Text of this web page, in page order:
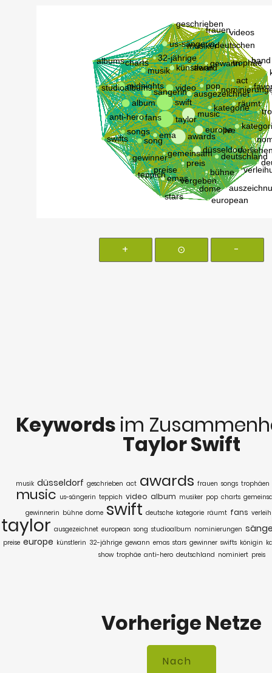
+ ⊙ -
Keywords im
Taylor Swift
musik düsseldorf geschrieben act awards frauen songs trophäen
music us-sängerin teppich video album musiker pop charts
gewinnerin bühne dome swift deutsche kategorie räumt fans
taylor ausgezeichnet european song studioalbum nominierungen
preise europe künstlerin 32-jährige gewann emas stars gewinner swifts königin
show trophäe anti-hero deutschland nominiert preis
Vorherige Netze